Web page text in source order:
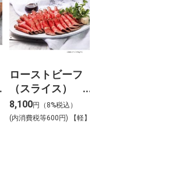
ローストビーフ
（スライス）
500ｇ_【Y-9】
8,100円（8%税込）
(内消費税等600円) 【軽】